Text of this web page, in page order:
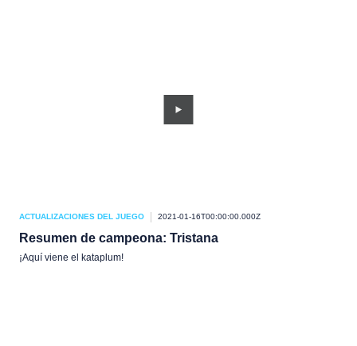
ACTUALIZACIONES DEL JUEGO 2021-01-16T00:00:00.000Z
Resumen de campeona: Tristana
¡Aquí viene el kataplum!